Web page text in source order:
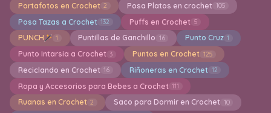
Portafotos en Crochet 2 Posa Platos en crochet 105
Posa Tazas a Crochet 132 Puffs en Crochet 5
PUNCH 1 Puntillas de Ganchillo 16 Punto Cruz 1
Punto Intarsia a Crochet 3 Puntos en Crochet 125
Reciclando en Crochet 16 Riñoneras en Crochet 12
Ropa y Accesorios para Bebes a Crochet 111
Ruanas en Crochet 2 Saco para Dormir en Crochet 10